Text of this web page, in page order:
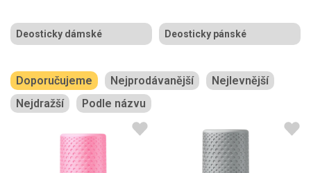
Deosticky dámské Deosticky pánské
Doporučujeme Nejprodávanější
Nejlevnější
Nejdražší
Podle názvu